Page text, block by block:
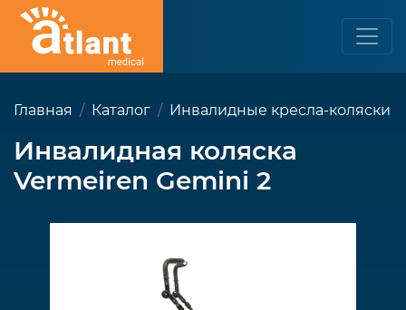
Главная Каталог Инвалидные кресла-коляски
Инвалидная коляска
Vermeiren Gemini 2